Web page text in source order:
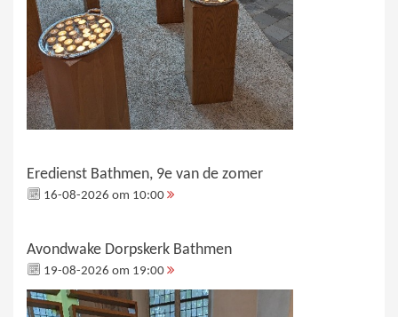
Eredienst Bathmen, 9e van de zomer
16-08-2026 om 10:00
Avondwake Dorpskerk Bathmen
19-08-2026 om 19:00